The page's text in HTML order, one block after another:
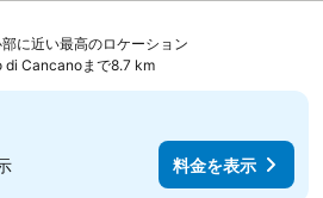
に近い最高のロケーション
di Cancanoまで8.7 km
料金を表示